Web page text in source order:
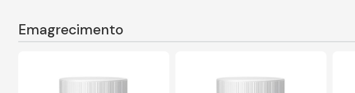
Emagrecimento